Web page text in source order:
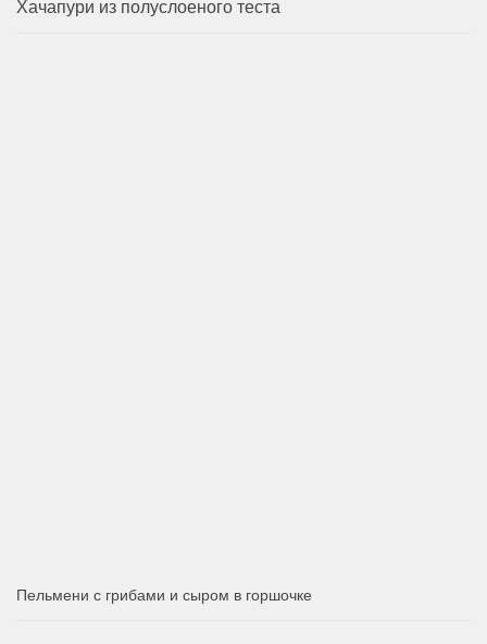
Хачапури из полуслоеного теста
Пельмени с грибами и сыром в горшочке